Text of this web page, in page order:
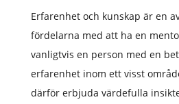
Erfarenhet och kunskap är en
fördelarna med att ha en
vanligtvis en person med en
erfarenhet inom ett visst
därför erbjuda värdefulla